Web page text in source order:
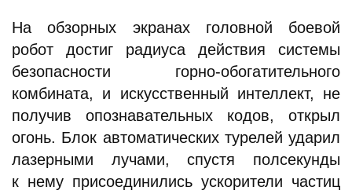
На обзорных экранах головной боевой
робот достиг радиуса действия системы
безопасности горно-обогатительного
комбината, и искусственный интеллект, не
получив опознавательных кодов, открыл
огонь. Блок автоматических турелей ударил
лазерными лучами, спустя полсекунды
к нему присоединились ускорители частиц